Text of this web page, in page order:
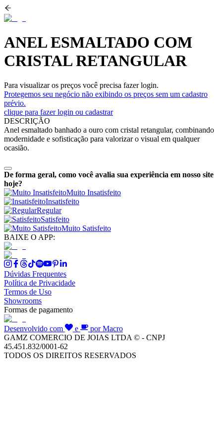
ANEL ESMALTADO COM
CRISTAL RETANGULAR
Para visualizar os preços você precisa fazer login.
Protegemos seu negócio não exibindo os preços sem um cadastro
prévio.
clique para fazer login ou cadastrar
DESCRIÇÃO
Anel esmaltado banhado a ouro com cristal retangular, combinando
modernidade e sofisticação para valorizar o visual em qualquer
ocasião.
De forma geral, como você avalia sua experiência em nosso site
hoje?
Muito Insatisfeito
Insatisfeito
Regular
Satisfeito
Muito Satisfeito
BAIXE O APP:
Dúvidas Frequentes
Política de Privacidade
Termos de Uso
Showrooms
Formas de pagamento
Desenvolvido com e
por Macro
GAMZ COMERCIO DE JOIAS LTDA © - CNPJ
45.451.832/0001-62
TODOS OS DIREITOS RESERVADOS